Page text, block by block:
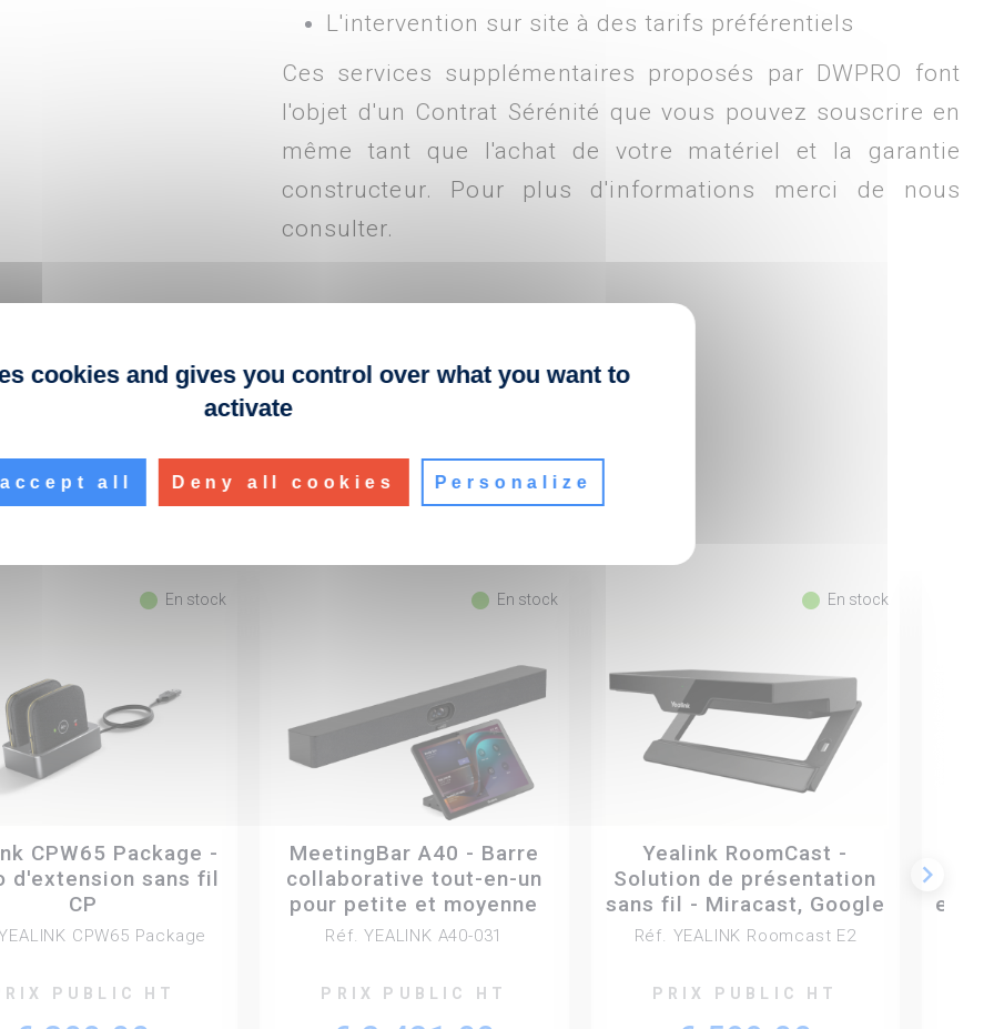
L'intervention sur site à des tarifs préférentiels
Ces services supplémentaires proposés par DWPRO font
l'objet d'un Contrat Sérénité que vous pouvez souscrire en
même tant que l'achat de votre matériel et la garantie
constructeur. Pour plus d'informations merci de nous
consulter.
marque YEALINK
keyboard_arrow_right
fiber_manual_record En stock
CPW65 Package -
d'extension sans fil
CP
CPW65 Package
PUBLIC HT
fiber_manual_record En stock
MeetingBar A40 - Barre
collaborative tout-en-un
pour petite et moyenne
salle de réunion (A40 +
contrôle)
Réf. YEALINK A40-031
PRIX PUBLIC HT
fiber_manual_record En stock
Yealink RoomCast -
Solution de présentation
sans fil - Miracast, Google
Cast, AirPlay
Réf. YEALINK Roomcast E2
PRIX PUBLIC HT
en-
cookies and gives you control over what you want to
activate
all Deny all cookies Personalize